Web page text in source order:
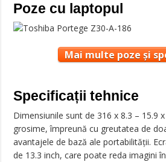
Poze cu laptopul
Mai multe poze și
Specificații tehnice
Dimensiunile sunt de 316 x 8.3 – 15.9
grosime, împreună cu greutatea de
avantajele de bază ale portabilităţii.
de 13.3 inch, care poate reda imagini